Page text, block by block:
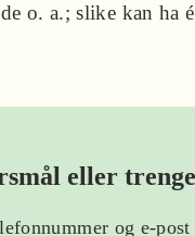
o. a.; slike kan
eller
og e-